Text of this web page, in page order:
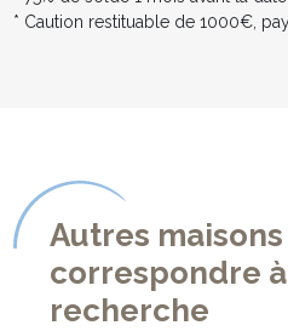
* Caution restituable de 1000€,
Autres
correspondre
recherche